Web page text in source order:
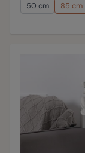
50 cm 85 cm